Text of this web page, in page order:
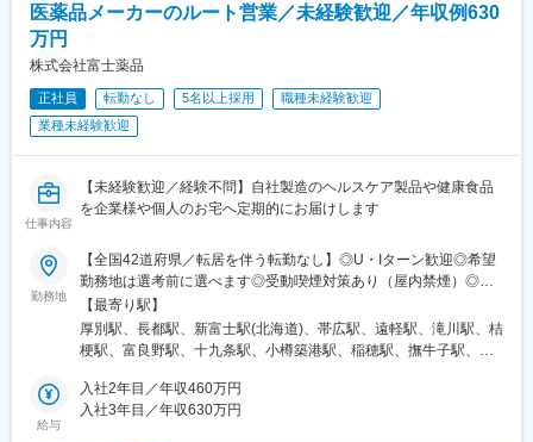
門真市駅、交野市駅、鳳駅、青木駅、総合運動公園駅、武庫之荘
帯解駅、耳成駅、日前宮駅、紀伊新庄駅、新宮駅、尾鷲駅、高茶
駅、琴似駅(札幌市営)、淡路町駅、新桜台駅、新越谷駅、東宮原
駅、幸浦駅、緑町駅、堀ノ内駅、蘇我駅、清水駅(愛知県)、烏森
(鹿児島県)
医薬品メーカーのルート営業／未経験歓迎／年収例630
万円
株式会社富士薬品
正社員 転勤なし 5名以上採用
職種未経験歓迎
業種未経験歓迎
仕事内容
【未経験歓迎／経験不問】自社製造のヘルスケア製品や健康食品
を企業様や個人のお宅へ定期的にお届けします
勤務地
【全国42道府県／転居を伴う転勤なし】◎U・Iターン歓迎◎希望
勤務地は選考前に選べます◎受動喫煙対策あり（屋内禁煙）◎オ
ンライン面接実施中■北海道・東北北海道／青森／岩手／秋田／山
形／福島■関東茨城／栃木／群馬／神奈川／埼玉／千葉■北陸・甲
信越新潟／富山／石川／福井／長野／山梨■東海静岡／愛知／三重
広島／島根／岡山／山口／徳島／愛媛／香川■九州・沖縄福岡／大
分／宮崎／鹿児島／熊本／長崎／沖縄＜オンライン面接実施中＞
【最寄り駅】
厚別駅、長都駅、新富士駅(北海道)、帯広駅、遠軽駅、滝川駅、桔
梗駅、富良野駅、十九条駅、小樽築港駅、稲穂駅、撫牛子駅、羽
鹿島神宮駅、大宝駅、土浦駅、後台駅、黒磯駅、上今市駅、渋川
駅、太田駅(群馬県)、大森台駅、青堀駅、南与野駅、武蔵高萩駅、
給与
入社2年目／年収460万円
入社3年目／年収630万円